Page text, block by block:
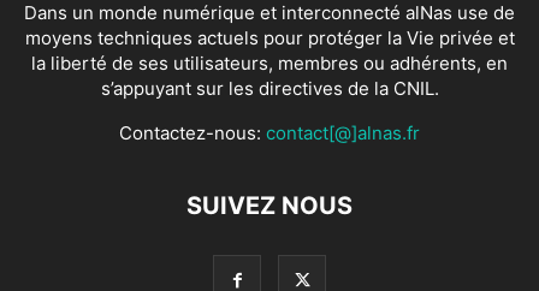
Dans un monde numérique et interconnecté alNas use de
moyens techniques actuels pour protéger la Vie privée et
la liberté de ses utilisateurs, membres ou adhérents, en
s’appuyant sur les directives de la CNIL.
Contactez-nous: contact[@]alnas.fr
SUIVEZ NOUS